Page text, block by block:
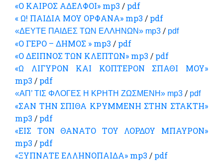
«Ο ΚΑΙΡΟΣ ΑΔΕΛΦΟΙ» mp3 / pdf
« Ω! ΠΑΙΔΙΑ ΜΟΥ ΟΡΦΑΝΑ» mp3 / pdf
«ΔΕΥΤΕ ΠΑΙΔΕΣ ΤΩΝ ΕΛΛΗΝΩΝ» mp3 / pdf
«Ο ΓΕΡΟ – ΔΗΜΟΣ » mp3 / pdf
«Ο ΔΕΙΠΝΟΣ ΤΩΝ ΚΛΕΠΤΩΝ» mp3 / pdf
«Ω ΛΙΓΥΡΟΝ ΚΑΙ ΚΟΠΤΕΡΟΝ ΣΠΑΘΙ ΜΟΥ»
mp3 / pdf
«ΑΠ’ ΤΙΣ ΦΛΟΓΕΣ Η ΚΡΗΤΗ ΖΩΣΜΕΝΗ» mp3 / pdf
«ΣΑΝ ΤΗΝ ΣΠΙΘΑ ΚΡΥΜΜΕΝΗ ΣΤΗΝ ΣΤΑΚΤΗ»
mp3 / pdf
«ΕΙΣ ΤΟΝ ΘΑΝΑΤΟ ΤΟΥ ΛΟΡΔΟΥ ΜΠΑΥΡΟΝ»
mp3 / pdf
«ΞΥΠΝΑΤΕ ΕΛΛΗΝΟΠΑΙΔΑ» mp3 / pdf